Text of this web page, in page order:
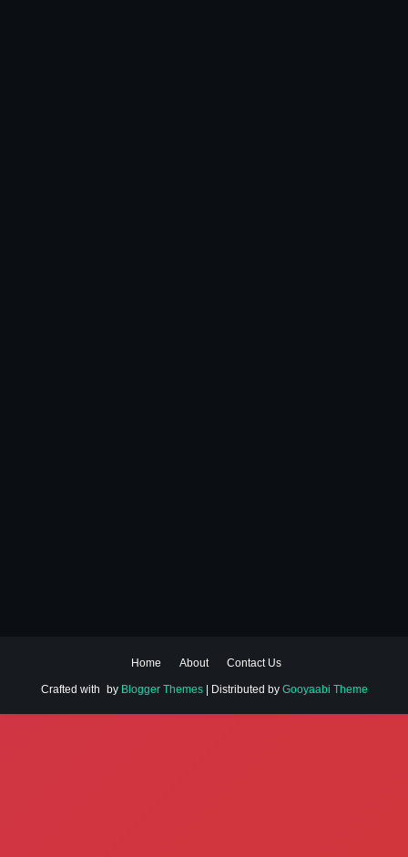
Home About Contact Us
Crafted with by Blogger Themes| Distributed by Gooyaabi Theme